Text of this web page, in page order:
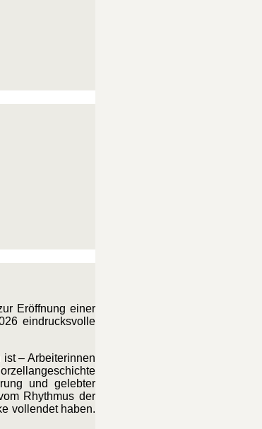
Eröffnung einer
eindrucksvolle
– Arbeiterinnen
und gelebter
Rhythmus der
vollendet haben.